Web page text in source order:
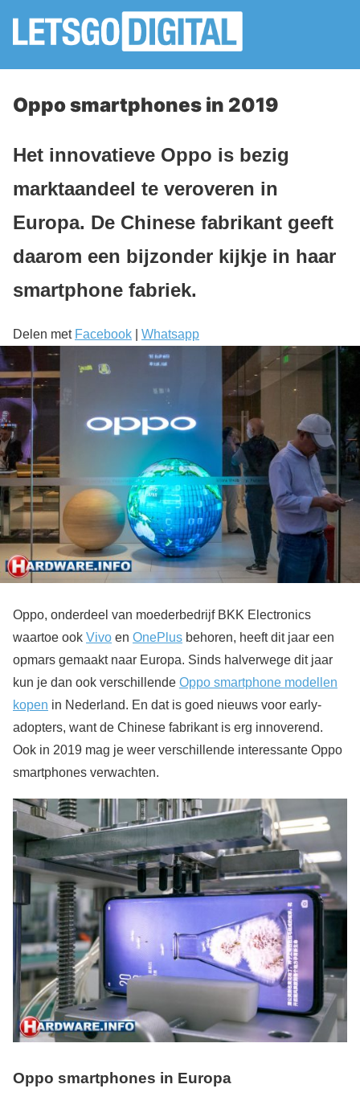
Oppo smartphones in 2019
Het innovatieve Oppo is bezig
marktaandeel te veroveren in
Europa. De Chinese fabrikant geeft
daarom een bijzonder kijkje in haar
smartphone fabriek.
Delen met Facebook Whatsapp
Oppo, onderdeel van moederbedrijf BKK Electronics
waartoe ook Vivo en OnePlus behoren, heeft dit jaar een
opmars gemaakt naar Europa. Sinds halverwege dit jaar
kun je dan ook verschillende Oppo smartphone modellen
kopen in Nederland. En dat is goed nieuws voor early-
adopters, want de Chinese fabrikant is erg innoverend.
Ook in 2019 mag je weer verschillende interessante Oppo
smartphones verwachten.
Oppo smartphones in Europa